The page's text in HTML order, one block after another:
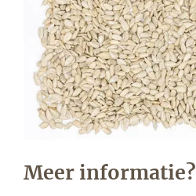
Meer informatie?